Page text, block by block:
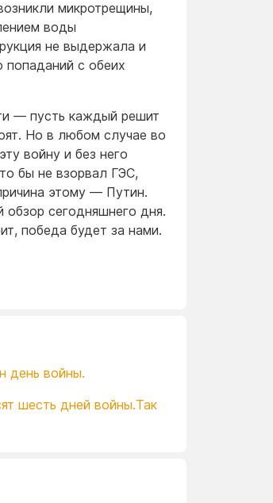
микротрещины,
воды
не выдержала и
попаданий с обеих
— пусть каждый решит
Но в любом случае во
войну и без него
бы не взорвал ГЭС,
этому — Путин.
сегодняшнего дня.
победа будет за нами.
день войны.
шесть дней войны.Так